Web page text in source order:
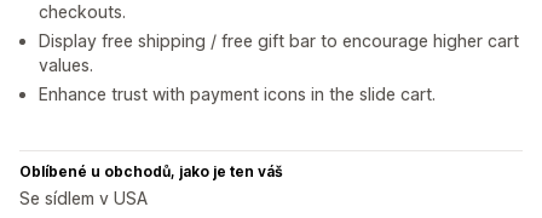
checkouts.
Display free shipping / free gift bar to encourage higher cart
values.
Enhance trust with payment icons in the slide cart.
Oblíbené u obchodů, jako je ten váš
Se sídlem v USA